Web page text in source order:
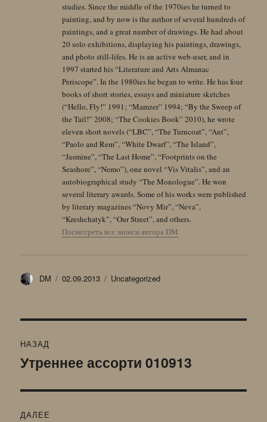
studies. Since the middle of the 1970ies he turned to
painting, and by now is the author of several hundreds of
paintings, and a great number of drawings. He had about
20 solo exhibitions, displaying his paintings, drawings,
and photo still-lifes. He is an active web-user, and in
1997 started his “Literature and Arts Almanac
Periscope”. In the 1980ies he began to write. He has four
books of short stories, essays and miniature sketches
(“Hello, Fly!” 1991; “Mamzer” 1994; “By the Sweep of
the Tail!” 2008; “The Cookies Book” 2010), he wrote
eleven short novels (“LBC”, “The Turncoat”, “Ant”,
“Paolo and Rem”, “White Dwarf”, “The Island”,
“Jasmine”, “The Last Home”, “Footprints on the
Seashore”, “Nemo”), one novel “Vis Vitalis”, and an
autobiographical study “The Monologue”. He won
several literary awards. Some of his works were published
by literary magazines “Novy Mir”, “Neva”,
“Kreshchatyk”, “Our Street”, and others.
Посмотреть все записи автора DM
Автор
DM Опубликовано
02.09.2013 Рубрики
Uncategorized
по
НАЗАД
Предыдущая
Утреннее ассорти 010913
ДАЛЕЕ